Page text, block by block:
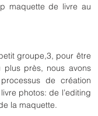
maquette de livre au
groupe,3, pour être
près, nous avons
de création
photos: de l’editing
la maquette.